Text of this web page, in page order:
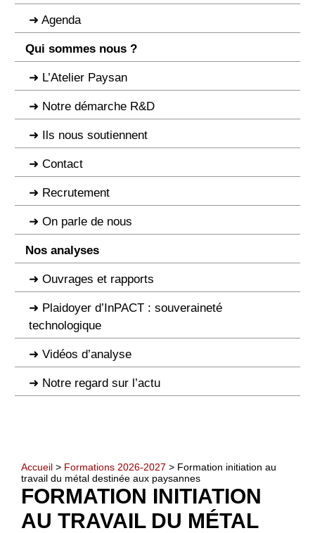
Agenda
Qui sommes nous ?
L’Atelier Paysan
Notre démarche R&D
Ils nous soutiennent
Contact
Recrutement
On parle de nous
Nos analyses
Ouvrages et rapports
Plaidoyer d’InPACT : souveraineté
technologique
Vidéos d’analyse
Notre regard sur l’actu
Accueil > Formations 2026-2027 > Formation initiation au
travail du métal destinée aux paysannes
FORMATION INITIATION
AU TRAVAIL DU MÉTAL